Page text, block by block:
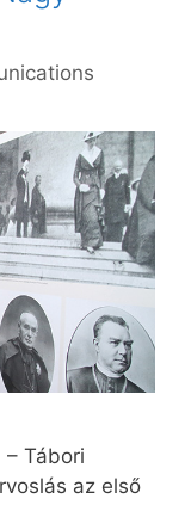
Tábori
az első